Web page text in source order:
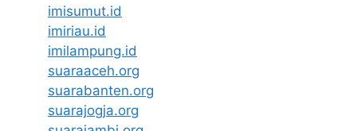
imisumut.id
imiriau.id
imilampung.id
suaraaceh.org
suarabanten.org
suarajogja.org